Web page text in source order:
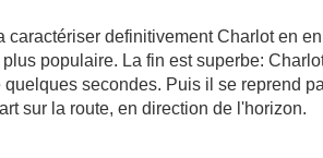
caractériser definitivement Charlot en
populaire. La fin est superbe:
secondes. Puis il se reprend
sur la route, en direction de l'horizon.